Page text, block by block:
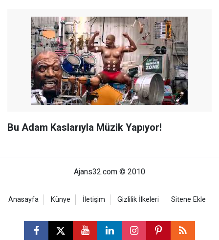
Bu Adam Kaslarıyla Müzik Yapıyor!
Ajans32.com © 2010
Anasayfa Künye İletişim Gizlilik İlkeleri Sitene Ekle